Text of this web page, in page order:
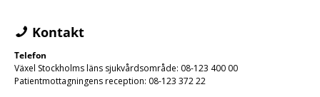
Kontakt
Telefon
Växel Stockholms läns sjukvårdsområde: 08-123 400 00
Patientmottagningens reception: 08-123 372 22